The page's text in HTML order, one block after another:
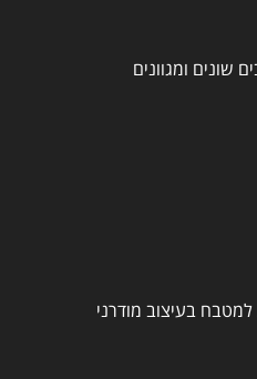
שונים ומגוונים
למטבח בעיצוב מודרני